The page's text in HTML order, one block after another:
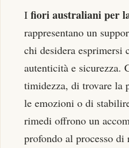
I fiori australiani per
rappresentano un
chi desidera esprimersi
autenticità e sicurezza.
timidezza, di trovare la
le emozioni o di
rimedi offrono un
profondo al processo